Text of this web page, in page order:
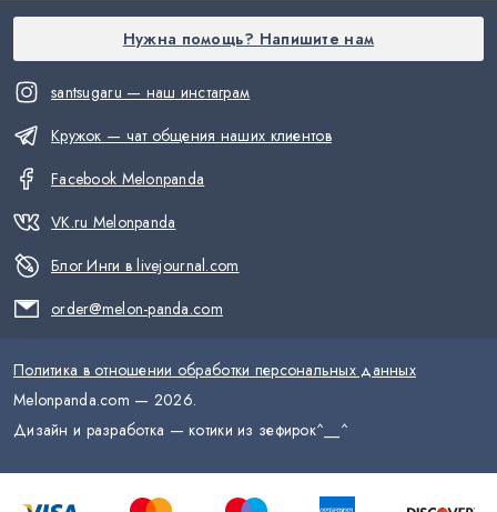
santsugaru — наш инстаграм
Кружок — чат общения наших клиентов
Facebook Melonpanda
VK.ru Melonpanda
Блог Инги в livejournal.com
order@melon-panda.com
Нужна помощь? Напишите нам
Политика в отношении обработки персональных данных
Melonpanda.com — 2026.
Дизайн и разработка — котики из зефирок^__^